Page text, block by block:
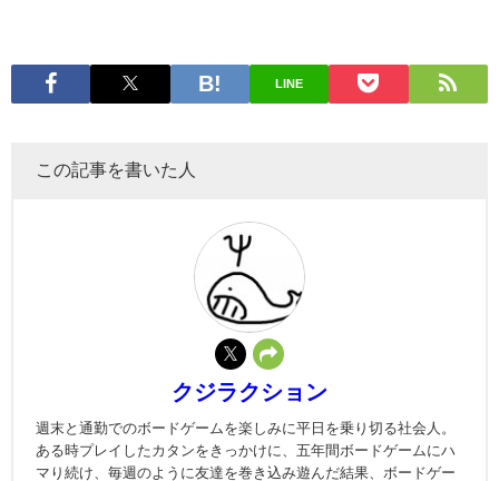
LINE
この記事を書いた人
クジラクション
週末と通勤でのボードゲームを楽しみに平日を乗り切る社会人。
ある時プレイしたカタンをきっかけに、五年間ボードゲームにハ
マり続け、毎週のように友達を巻き込み遊んだ結果、ボードゲー